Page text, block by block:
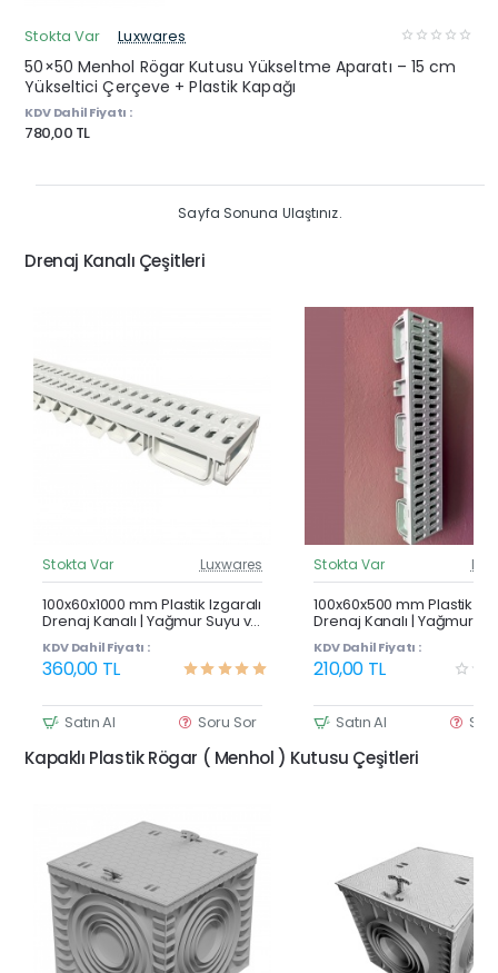
Stokta Var Luxwares
50×50 Menhol Rögar Kutusu Yükseltme Aparatı – 15 cm
Yükseltici Çerçeve + Plastik Kapağı
KDV Dahil Fiyatı :
780,00 TL
Sayfa Sonuna Ulaştınız.
Drenaj Kanalı Çeşitleri
Güncel Fiyat
Çok Satan
Stokta Var Luxwares
100x60x1000 mm Plastik Izgaralı
Drenaj Kanalı | Yağmur Suyu ve
Havuz Kenarı Oluğu
KDV Dahil Fiyatı :
360,00 TL
Satın Al Soru Sor
Stokta Var
100x60x500 mm Plastik
Drenaj Kanalı | Yağmur
Havuz Kenarı Oluğu
KDV Dahil Fiyatı :
210,00 TL
Satın Al
Kapaklı Plastik Rögar ( Menhol ) Kutusu Çeşitleri